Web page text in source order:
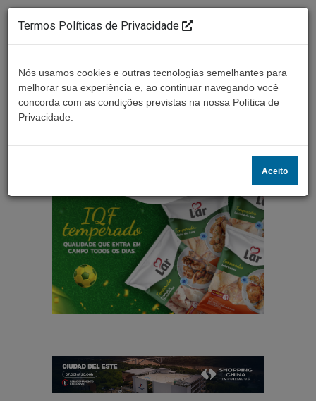
Termos Políticas de Privacidade
Nós usamos cookies e outras tecnologias semelhantes para
melhorar sua experiência e, ao continuar navegando você
concorda com as condições previstas na nossa Política de
Privacidade.
Aceito